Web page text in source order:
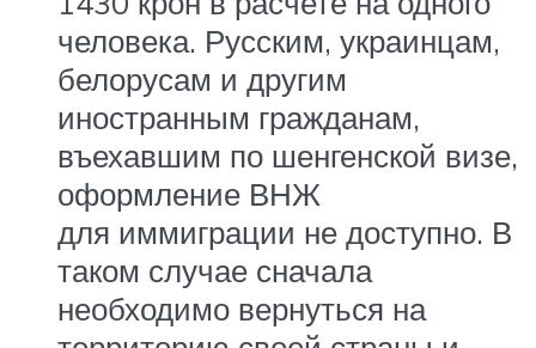
человека. Русским, украинцам,
белорусам и другим
иностранным гражданам,
въехавшим по шенгенской визе,
оформление ВНЖ
для иммиграции не доступно. В
таком случае сначала
необходимо вернуться на